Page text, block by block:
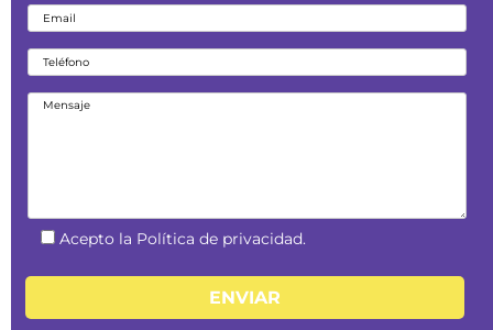
Acepto la Política de privacidad.